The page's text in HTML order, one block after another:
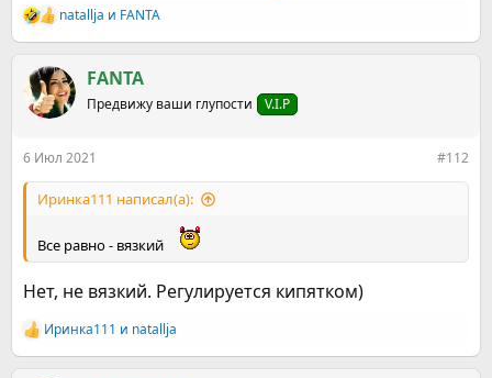
Р
е
к
ц
и
natallja и FANTA
FANTA
Предвижу ваши глупости V.I.P
6 Июл 2021 #112
Иринка111 написал(а):
Все равно - вязкий
Нет, не вязкий. Регулируется кипятком)
Р
е
Иринка111 и natallja